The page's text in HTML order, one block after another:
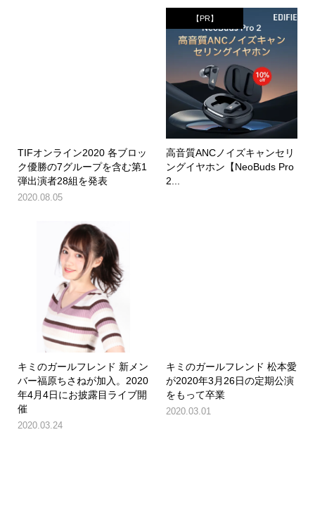
TIFオンライン2020 各ブロッ
ク優勝の7グループを含む第1
弾出演者28組を発表
2020.08.05
【PR】
高音質ANCノイズキャンセリ
ングイヤホン【NeoBuds Pro
2...
キミのガールフレンド 新メン
バー福原ちさねが加入。2020
年4月4日にお披露目ライブ開
催
2020.03.24
キミのガールフレンド 松本愛
が2020年3月26日の定期公演
をもって卒業
2020.03.01